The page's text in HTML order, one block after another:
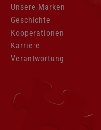
Unsere Marken
Geschichte
Kooperationen
Karriere
Verantwortung